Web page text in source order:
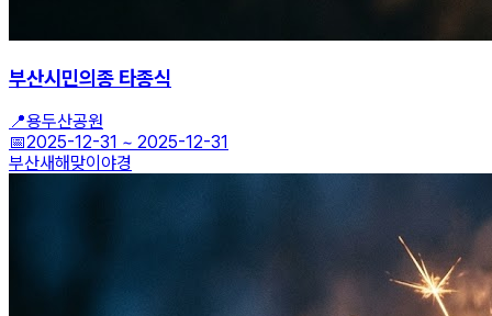
부산시민의종 타종식
📍용두산공원
📅2025-12-31 ~ 2025-12-31
부산새해맞이 야경